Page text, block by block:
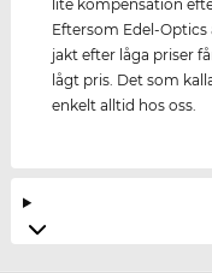
lite kompensation
Eftersom Edel-
jakt efter låga priser
lågt pris. Det som
enkelt alltid hos oss.